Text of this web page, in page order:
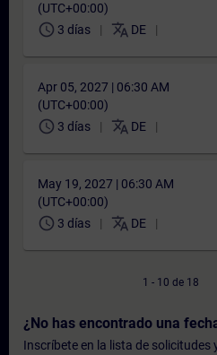
(UTC+00:00)
schedule 3 días translate DE
Apr 05, 2027 | 06:30 AM
(UTC+00:00)
schedule 3 días translate DE
May 19, 2027 | 06:30 AM
(UTC+00:00)
schedule 3 días translate DE
1 - 10 de 18
¿No has encontrado una
Inscríbete en la lista de